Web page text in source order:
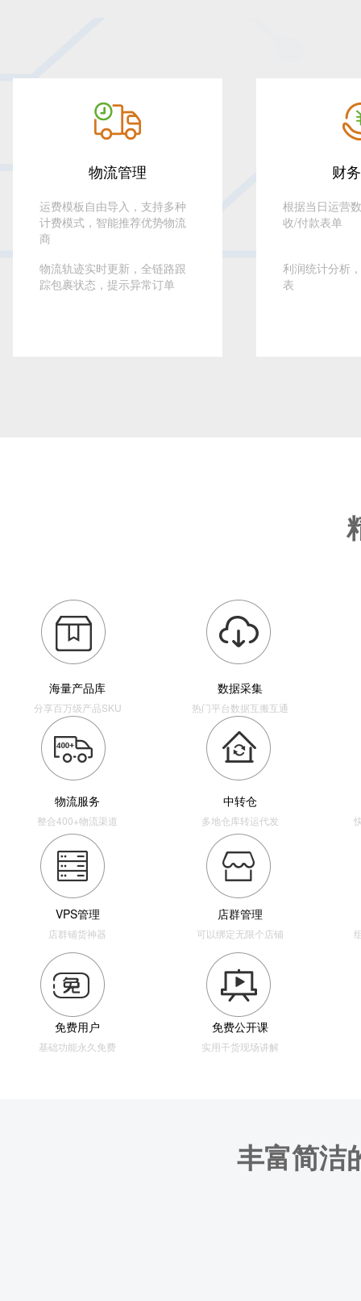
物流管理
运费模板自由导入，支持多种
计费模式，智能推荐优势物流
商
物流轨迹实时更新，全链路跟
踪包裹状态，提示异常订单
财
根据当日运营
收/付款表单
利润统计分析
表
海量产品库
分享百万级产品SKU
数据采集
热门平台数据互搬互通
物流服务
整合400+物流渠道
中转仓
多地仓库转运代发
VPS管理
店群铺货神器
店群管理
可以绑定无限个店铺
免费用户
基础功能永久免费
免费公开课
实用干货现场讲解
丰富简洁